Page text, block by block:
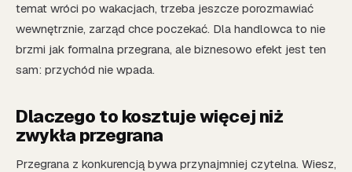
temat wróci po wakacjach, trzeba jeszcze porozmawiać
wewnętrznie, zarząd chce poczekać. Dla handlowca to nie
brzmi jak formalna przegrana, ale biznesowo efekt jest ten
sam: przychód nie wpada.
Dlaczego to kosztuje więcej niż
zwykła przegrana
Przegrana z konkurencją bywa przynajmniej czytelna. Wiesz,